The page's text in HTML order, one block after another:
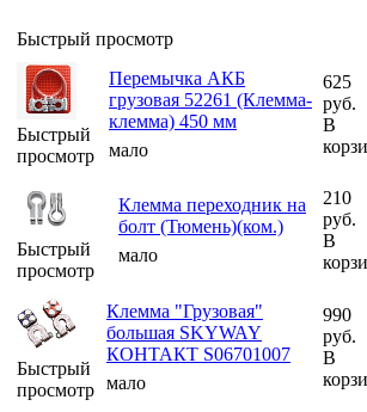
Быстрый просмотр
Быстрый
просмотр
Перемычка АКБ
грузовая 52261 (Клемма-
клемма) 450 мм
мало
625
руб.
В
Быстрый
просмотр
Клемма переходник на
болт (Тюмень)(ком.)
мало
210
руб.
В
Быстрый
просмотр
Клемма "Грузовая"
большая SKYWAY
КОНТАКТ S06701007
мало
990
руб.
В